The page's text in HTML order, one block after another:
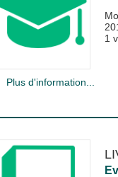
1
Plus d'information...